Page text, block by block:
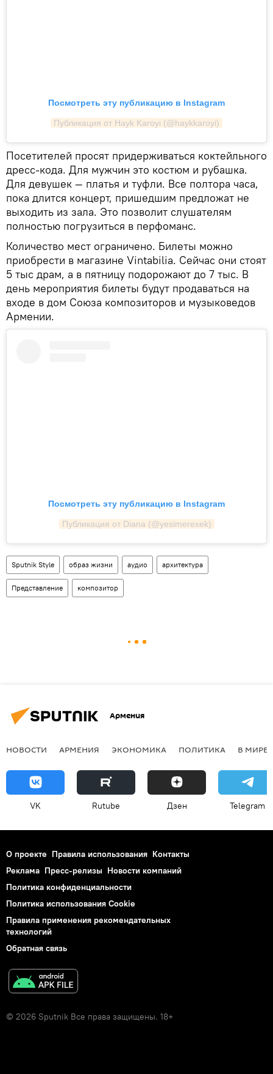
Посмотреть эту публикацию в Instagram
Публикация от Hayk Karoyi (@haykkaroyi)
Посетителей просят придерживаться коктейльного
дресс-кода. Для мужчин это костюм и рубашка.
Для девушек — платья и туфли. Все полтора часа,
пока длится концерт, пришедшим предложат не
выходить из зала. Это позволит слушателям
полностью погрузиться в перфоманс.
Количество мест ограничено. Билеты можно
приобрести в магазине Vintabilia. Сейчас они стоят
5 тыс драм, а в пятницу подорожают до 7 тыс. В
день мероприятия билеты будут продаваться на
входе в дом Союза композиторов и музыковедов
Армении.
Посмотреть эту публикацию в Instagram
Публикация от Diana (@yesimerexek)
Sputnik Style образ жизни аудио архитектура
Представление композитор
Армения
НОВОСТИ АРМЕНИЯ ЭКОНОМИКА ПОЛИТИКА В МИРЕ
VK Rutube Дзен Telegram
О проекте Правила использования Контакты
Реклама Пресс-релизы Новости компаний
Политика конфиденциальности
Политика использования Cookie
Правила применения рекомендательных
технологий
Обратная связь
© 2026 Sputnik Все права защищены. 18+